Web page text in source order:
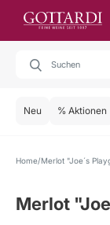
Neu % Aktionen
Home Merlot "Joe´s
Merlot